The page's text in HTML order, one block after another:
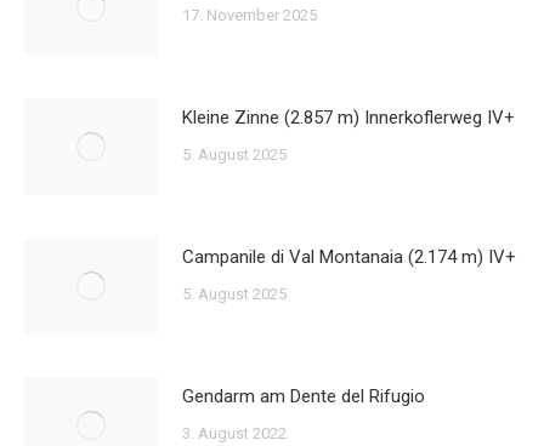
17. November 2025
Kleine Zinne (2.857 m) Innerkoflerweg IV+
5. August 2025
Campanile di Val Montanaia (2.174 m) IV+
5. August 2025
Gendarm am Dente del Rifugio
3. August 2022